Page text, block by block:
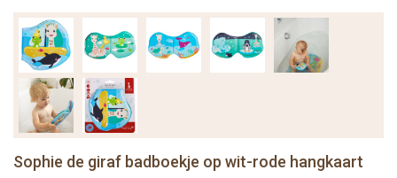
Sophie de giraf badboekje op wit-rode hangkaart